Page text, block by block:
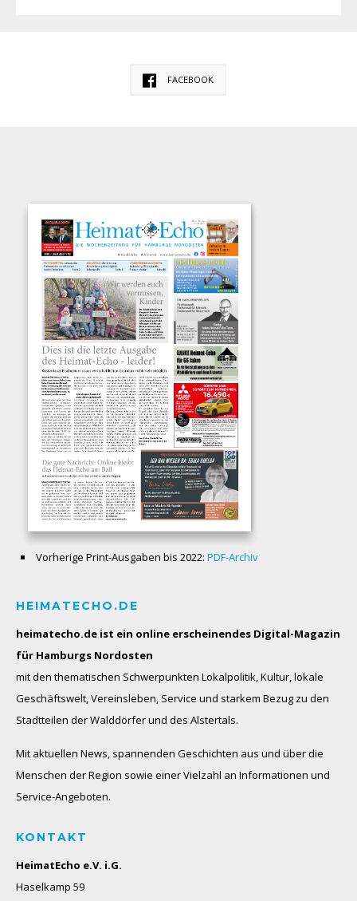
FACEBOOK
Vorherige Print-Ausgaben bis 2022: PDF-Archiv
HEIMATECHO.DE
heimatecho.de ist ein online erscheinendes Digital-Magazin
für Hamburgs Nordosten
mit den thematischen Schwerpunkten Lokalpolitik, Kultur, lokale
Geschäftswelt, Vereinsleben, Service und starkem Bezug zu den
Stadtteilen der Walddörfer und des Alstertals.
Mit aktuellen News, spannenden Geschichten aus und über die
Menschen der Region sowie einer Vielzahl an Informationen und
Service-Angeboten.
KONTAKT
HeimatEcho e.V. i.G.
Haselkamp 59